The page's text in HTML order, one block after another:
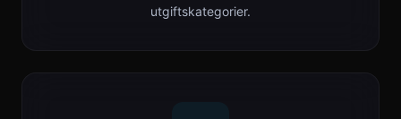
utgiftskategorier.